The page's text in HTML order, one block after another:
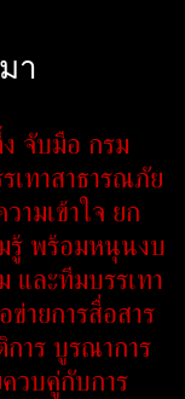
า
จับมือ กรม
เทาสาธารณภัย
ามเข้าใจ ยก
รู้ พร้อมหนุนงบ
และทีมบรรเทา
ายการสื่อสาร
าร บูรณาการ
วบคู่กับการ